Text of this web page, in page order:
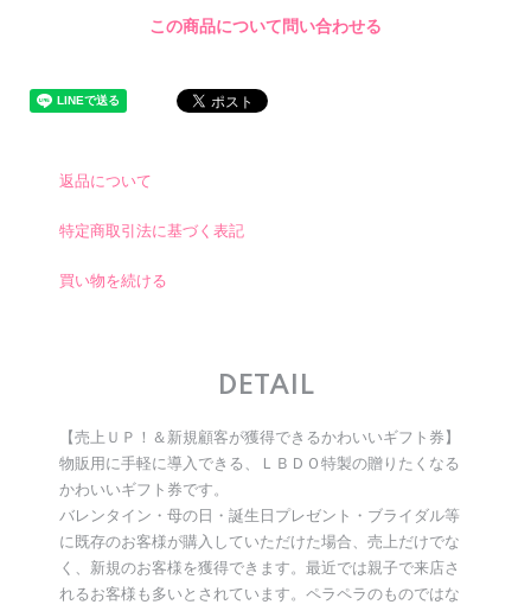
この商品について問い合わせる
返品について
特定商取引法に基づく表記
買い物を続ける
DETAIL
【売上ＵＰ！＆新規顧客が獲得できるかわいいギフト券】
物販用に手軽に導入できる、ＬＢＤＯ特製の贈りたくなる
かわいいギフト券です。
バレンタイン・母の日・誕生日プレゼント・ブライダル等
に既存のお客様が購入していただけた場合、売上だけでな
く、新規のお客様を獲得できます。最近では親子で来店さ
れるお客様も多いとされています。ペラペラのものではな